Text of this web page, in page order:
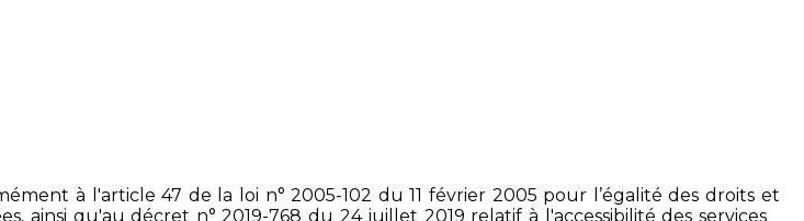
à l'article 47 de la loi n° 2005-102 du 11 février 2005 pour l’égalité des droits et
ainsi qu'au décret n° 2019-768 du 24 juillet 2019 relatif à l'accessibilité des services